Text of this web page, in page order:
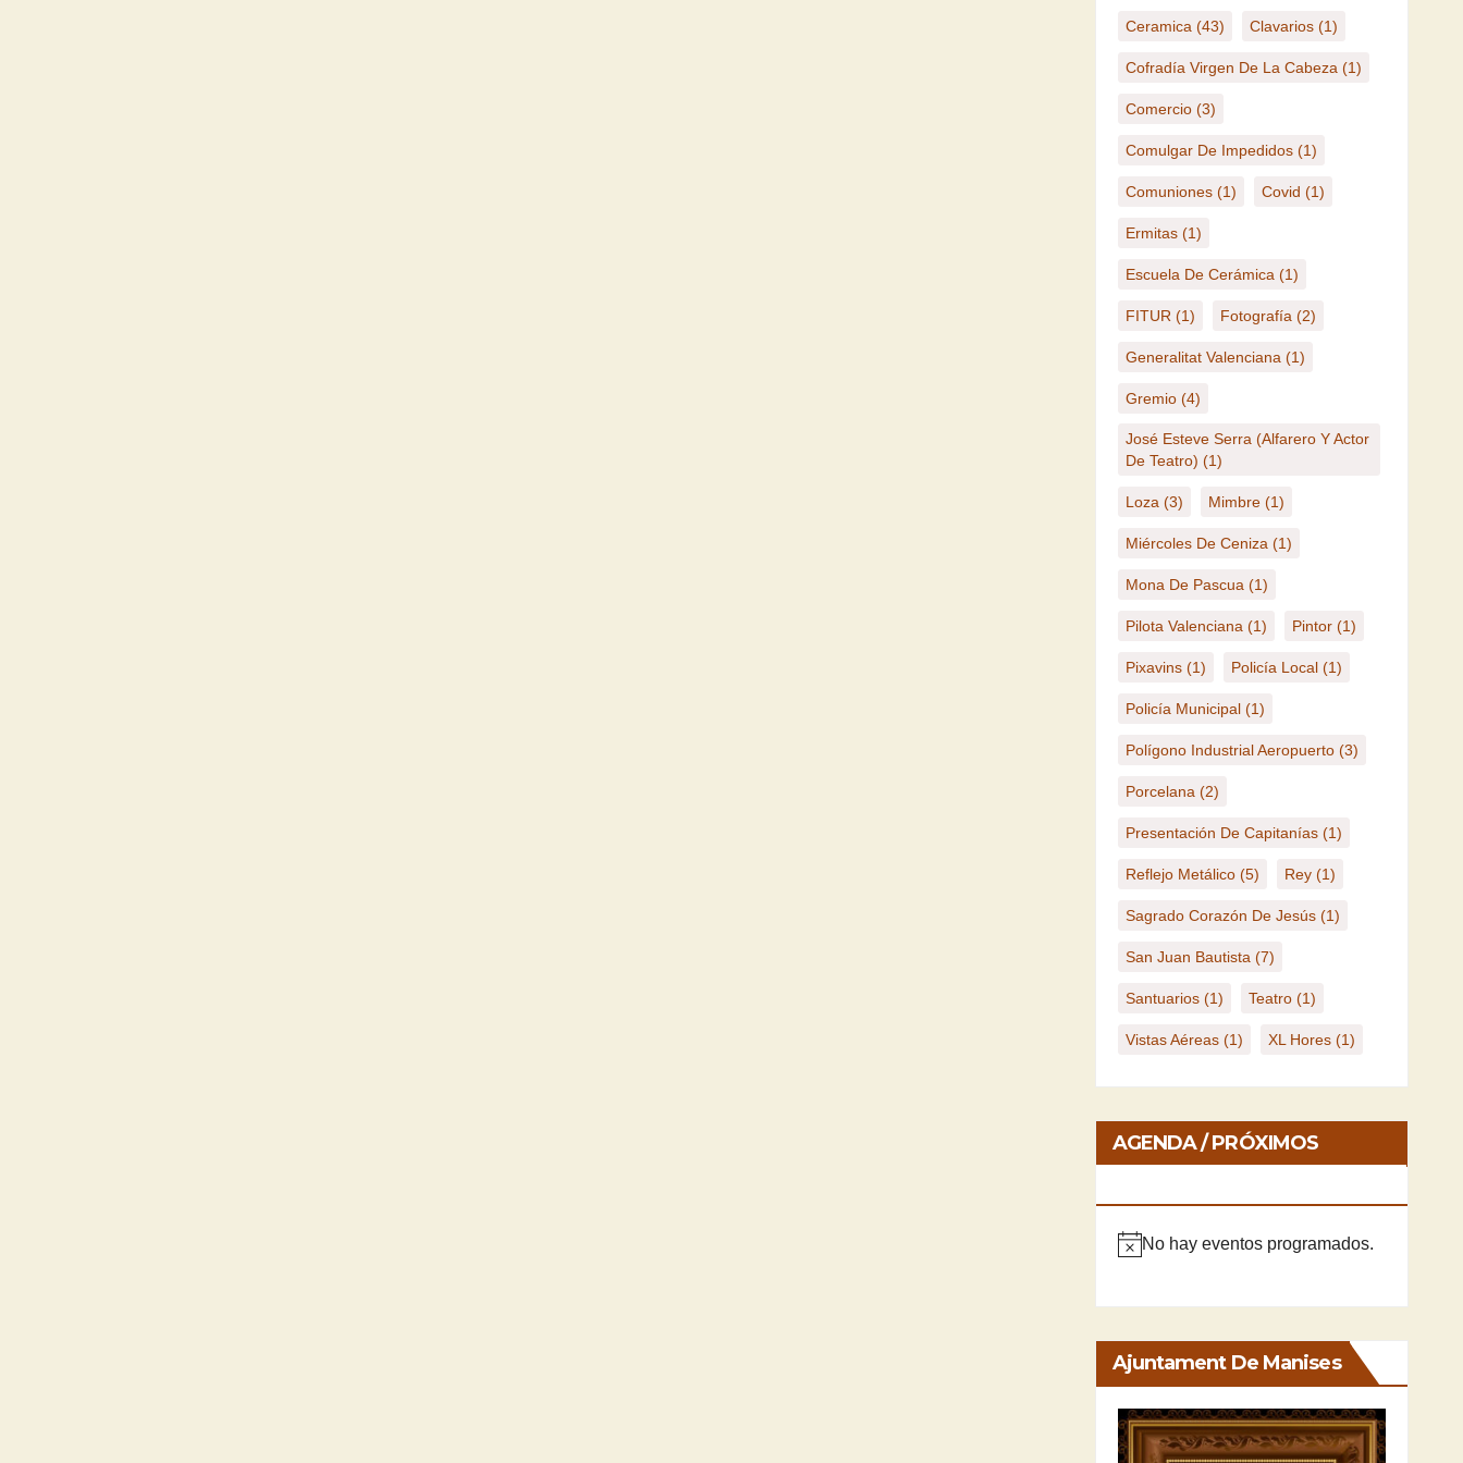
Ceramica (43) Clavarios(1)
Cofradía Virgen De La Cabeza (1)
Comercio(3)
Comulgar De Impedidos(1)
Comuniones(1) Covid (1)
Ermitas(1)
Escuela De Cerámica (1)
FITUR (1) Fotografía (2)
Generalitat Valenciana (1)
Gremio(4)
José Esteve Serra (Alfarero Y Actor
De Teatro) (1)
Loza (3) Mimbre(1)
Miércoles De Ceniza (1)
Mona De Pascua (1)
Pilota Valenciana (1) Pintor(1)
Pixavins(1) Policía Local(1)
Policía Municipal(1)
Polígono Industrial Aeropuerto(3)
Porcelana (2)
Presentación De Capitanías(1)
Reflejo Metálico(5) Rey(1)
Sagrado Corazón De Jesús(1)
San Juan Bautista (7)
Santuarios(1) Teatro(1)
Vistas Aéreas(1) XL Hores(1)
AGENDA / PRÓXIMOS
A
s
o
No hay eventos programados.
Ajuntament De Manises